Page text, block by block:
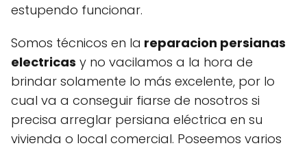
estupendo funcionar.
Somos técnicos en la reparacion persianas
electricas y no vacilamos a la hora de
brindar solamente lo más excelente, por lo
cual va a conseguir fiarse de nosotros si
precisa arreglar persiana eléctrica en su
vivienda o local comercial. Poseemos varios